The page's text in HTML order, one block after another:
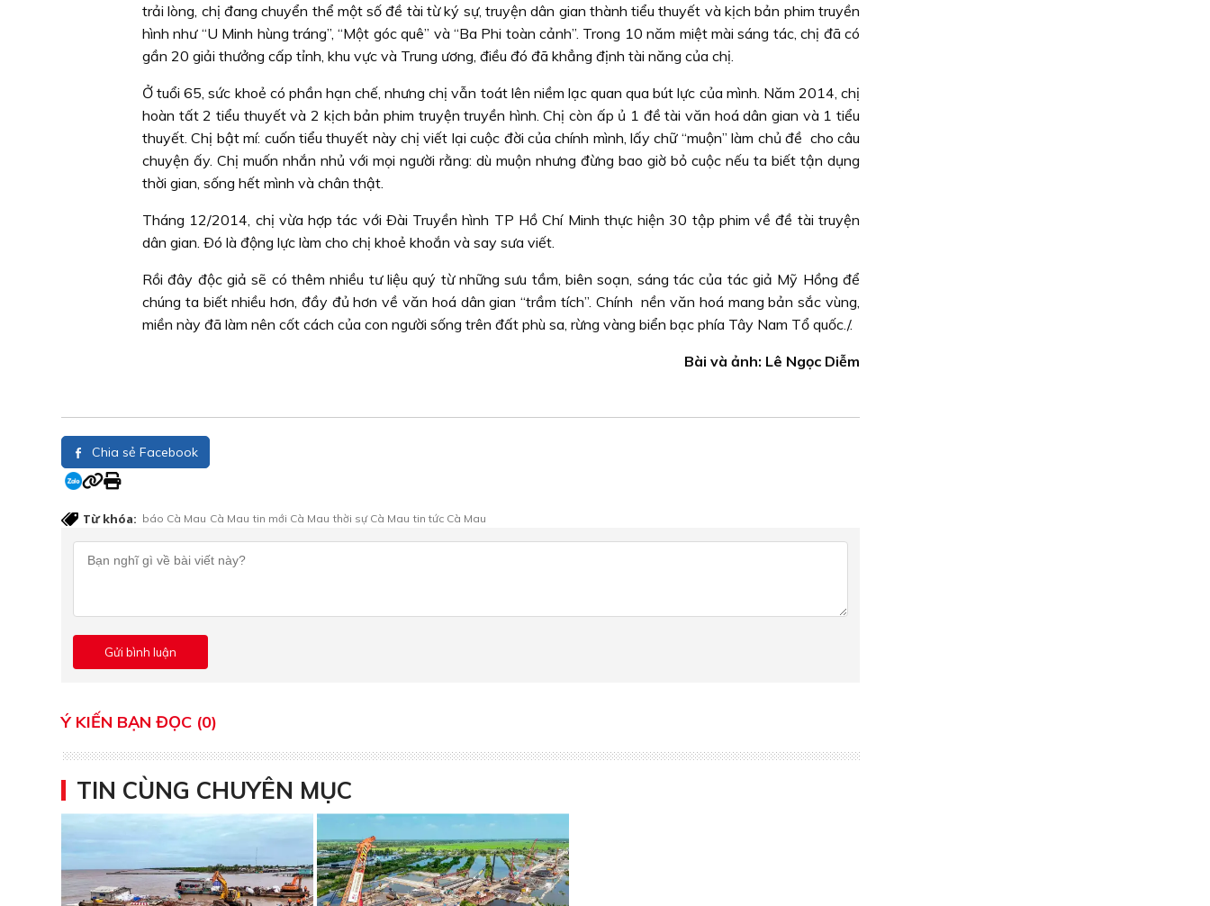
trải lòng, chị đang chuyển thể một số đề tài từ ký sự, truyện dân gian thành tiểu thuyết và kịch bản phim truyền
hình như “U Minh hùng tráng”, “Một góc quê” và “Ba Phi toàn cảnh”. Trong 10 năm miệt mài sáng tác, chị đã có
gần 20 giải thưởng cấp tỉnh, khu vực và Trung ương, điều đó đã khẳng định tài năng của chị.
Ở tuổi 65, sức khoẻ có phần hạn chế, nhưng chị vẫn toát lên niềm lạc quan qua bút lực của mình. Năm 2014, chị
hoàn tất 2 tiểu thuyết và 2 kịch bản phim truyện truyền hình. Chị còn ấp ủ 1 đề tài văn hoá dân gian và 1 tiểu
thuyết. Chị bật mí: cuốn tiểu thuyết này chị viết lại cuộc đời của chính mình, lấy chữ “muộn” làm chủ đề cho câu
chuyện ấy. Chị muốn nhắn nhủ với mọi người rằng: dù muộn nhưng đừng bao giờ bỏ cuộc nếu ta biết tận dụng
thời gian, sống hết mình và chân thật.
Tháng 12/2014, chị vừa hợp tác với Ðài Truyền hình TP Hồ Chí Minh thực hiện 30 tập phim về đề tài truyện
dân gian. Ðó là động lực làm cho chị khoẻ khoắn và say sưa viết.
Rồi đây độc giả sẽ có thêm nhiều tư liệu quý từ những sưu tầm, biên soạn, sáng tác của tác giả Mỹ Hồng để
chúng ta biết nhiều hơn, đầy đủ hơn về văn hoá dân gian “trầm tích”. Chính nền văn hoá mang bản sắc vùng,
miền này đã làm nên cốt cách của con người sống trên đất phù sa, rừng vàng biển bạc phía Tây Nam Tổ quốc./.
Bài và ảnh: Lê Ngọc Diễm
Chia sẻ Facebook
Từ khóa: báo Cà Mau Cà Mau tin mới Cà Mau thời sự Cà Mau tin tức Cà Mau
Ý KIẾN BẠN ĐỌC (0)
TIN CÙNG CHUYÊN MỤC